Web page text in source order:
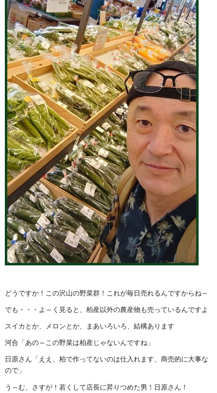
どうですか！この沢山の野菜群！これが毎日売れるんですからね～
でも・・・よ～く見ると、柏産以外の農産物も売っているんですよ
スイカとか、メロンとか、まあいろいろ、結構あります
河合「あの～この野菜は柏産じゃないんですね」
日原さん「ええ、柏で作ってないのは仕入れます、商売的に大事な
ので」
う～む、さすが！若くして店長に昇りつめた男！日原さん！